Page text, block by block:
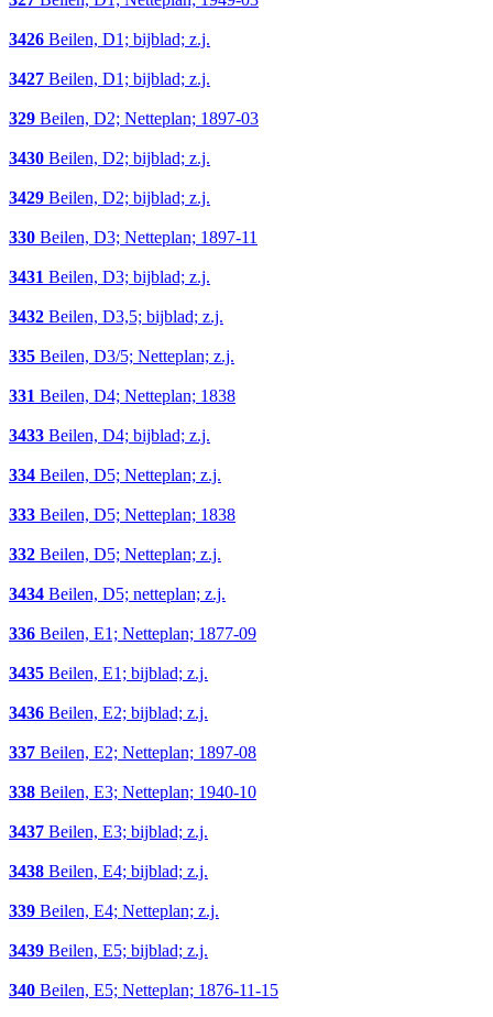
3426 Beilen, D1; bijblad; z.j.
3427 Beilen, D1; bijblad; z.j.
329 Beilen, D2; Netteplan; 1897-03
3430 Beilen, D2; bijblad; z.j.
3429 Beilen, D2; bijblad; z.j.
330 Beilen, D3; Netteplan; 1897-11
3431 Beilen, D3; bijblad; z.j.
3432 Beilen, D3,5; bijblad; z.j.
335 Beilen, D3/5; Netteplan; z.j.
331 Beilen, D4; Netteplan; 1838
3433 Beilen, D4; bijblad; z.j.
334 Beilen, D5; Netteplan; z.j.
333 Beilen, D5; Netteplan; 1838
332 Beilen, D5; Netteplan; z.j.
3434 Beilen, D5; netteplan; z.j.
336 Beilen, E1; Netteplan; 1877-09
3435 Beilen, E1; bijblad; z.j.
3436 Beilen, E2; bijblad; z.j.
337 Beilen, E2; Netteplan; 1897-08
338 Beilen, E3; Netteplan; 1940-10
3437 Beilen, E3; bijblad; z.j.
3438 Beilen, E4; bijblad; z.j.
339 Beilen, E4; Netteplan; z.j.
3439 Beilen, E5; bijblad; z.j.
340 Beilen, E5; Netteplan; 1876-11-15